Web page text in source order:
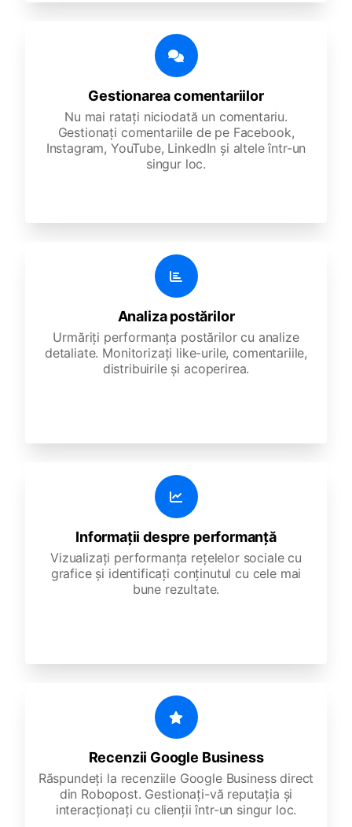
Gestionarea comentariilor
Nu mai ratați niciodată un comentariu.
Gestionați comentariile de pe Facebook,
Instagram, YouTube, LinkedIn și altele într-un
singur loc.
Analiza postărilor
Urmăriți performanța postărilor cu analize
detaliate. Monitorizați like-urile, comentariile,
distribuirile și acoperirea.
Informații despre performanță
Vizualizați performanța rețelelor sociale cu
grafice și identificați conținutul cu cele mai
bune rezultate.
Recenzii Google Business
Răspundeți la recenziile Google Business direct
din Robopost. Gestionați-vă reputația și
interacționați cu clienții într-un singur loc.